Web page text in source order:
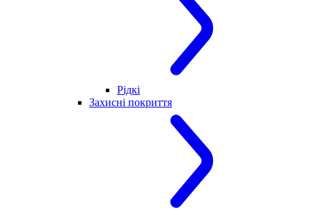
Рідкі
Захисні покриття